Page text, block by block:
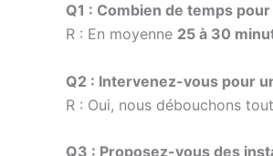
Q1 : Combien de temps
R : En moyenne 25 à 30
Q2 : Intervenez-vous pour
R : Oui, nous débouchons
Q3 : Proposez-vous des